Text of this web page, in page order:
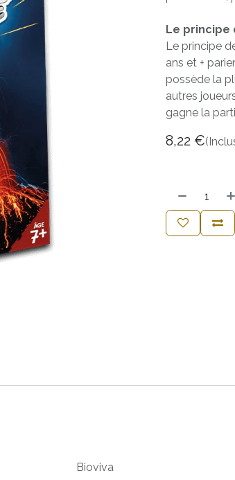
Le principe
Le principe
ans et +
possède la
autres
gagne la
8,22 €
Bioviva